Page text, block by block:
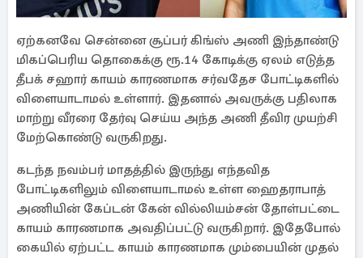
ஏற்கனவே சென்னை சூப்பர் கிங்ஸ் அணி இந்தாண்டு
மிகப்பெரிய தொகைக்கு ரூ.14 கோடிக்கு ஏலம் எடுத்த
தீபக் சஹார் காயம் காரணமாக சர்வதேச போட்டிகளில்
விளையாடாமல் உள்ளார். இதனால் அவருக்கு பதிலாக
மாற்று வீரரை தேர்வு செய்ய அந்த அணி தீவிர முயற்சி
மேற்கொண்டு வருகிறது.
கடந்த நவம்பர் மாதத்தில் இருந்து எந்தவித
போட்டிகளிலும் விளையாடாமல் உள்ள ஹைதராபாத்
அணியின் கேப்டன் கேன் வில்லியம்சன் தோள்பட்டை
காயம் காரணமாக அவதிப்பட்டு வருகிறார். இதேபோல்
கையில் ஏற்பட்ட காயம் காரணமாக மும்பையின் முதல்